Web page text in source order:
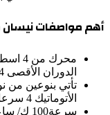
أهم مواصفات نيسان
الدوران الأقصى 134 نيوتن متر.
تأتي بنوعين من
الأتوماتيك 4 سرعات).
سرعة100 ك/ ساعة وفي خلال 15.5 ثانية.